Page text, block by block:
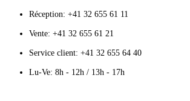
Réception: +41 32 655 61 11
Vente: +41 32 655 61 21
Service client: +41 32 655 64 40
Lu-Ve: 8h - 12h / 13h - 17h